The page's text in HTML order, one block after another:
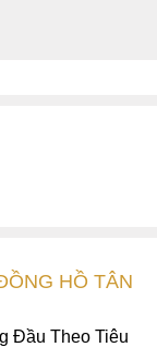
HỒ TÂN
Đầu Theo Tiêu